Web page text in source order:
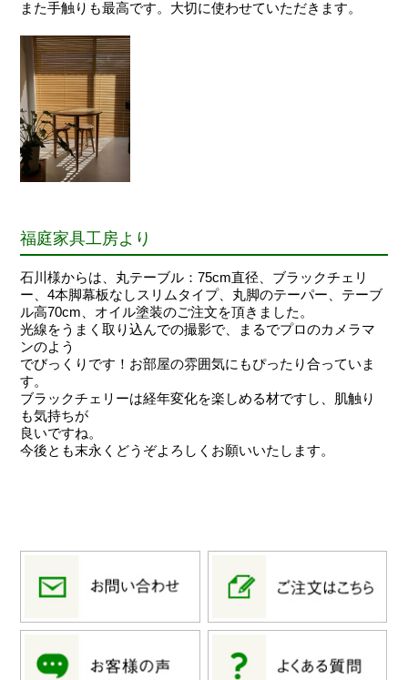
また手触りも最高です。大切に使わせていただきます。
福庭家具工房より
石川様からは、丸テーブル：75cm直径、ブラックチェリ
ー、4本脚幕板なしスリムタイプ、丸脚のテーパー、テーブ
ル高70cm、オイル塗装のご注文を頂きました。
光線をうまく取り込んでの撮影で、まるでプロのカメラマ
ンのよう
でびっくりです！お部屋の雰囲気にもぴったり合っていま
す。
ブラックチェリーは経年変化を楽しめる材ですし、肌触り
も気持ちが
良いですね。
今後とも末永くどうぞよろしくお願いいたします。